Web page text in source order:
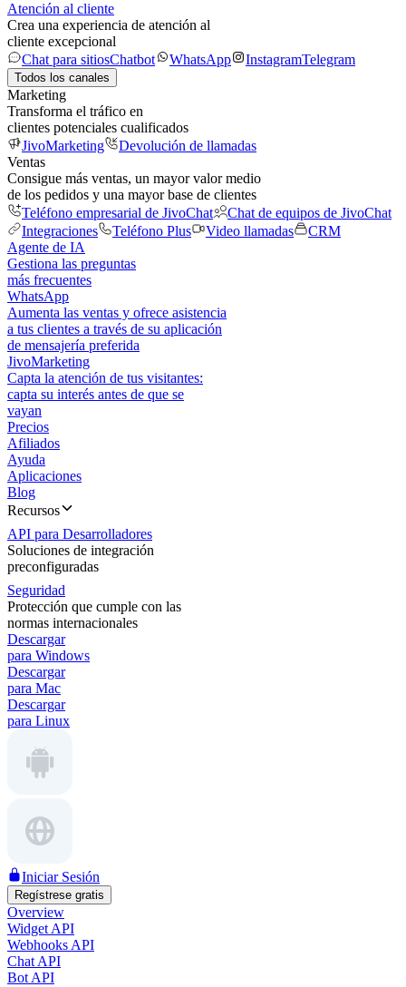
Atención al cliente
Crea una experiencia de atención al
cliente excepcional
Chat para sitiosChatbot WhatsApp InstagramTelegram
Todos los canales
Marketing
Transforma el tráfico en
clientes potenciales cualificados
JivoMarketing
Devolución de llamadas
Ventas
Consigue más ventas, un mayor valor medio
de los pedidos y una mayor base de clientes
Teléfono empresarial de JivoChat
Chat de equipos de JivoChat
Integraciones
Teléfono Plus Video llamadas
CRM
Agente de IA
Gestiona las preguntas
más frecuentes
WhatsApp
Aumenta las ventas y ofrece asistencia
a tus clientes a través de su aplicación
de mensajería preferida
JivoMarketing
Capta la atención de tus visitantes:
capta su interés antes de que se
vayan
Precios
Afiliados
Ayuda
Aplicaciones
Blog
Recursos
API para Desarrolladores
Soluciones de integración
preconfiguradas
Seguridad
Protección que cumple con las
normas internacionales
Descargar
para Windows
Descargar
para Mac
Descargar
para Linux
Iniciar Sesión
Regístrese gratis
Overview
Widget API
Webhooks API
Chat API
Bot API